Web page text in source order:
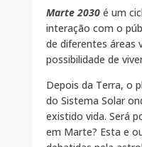
Marte 2030é um
interação com o
de diferentes áreas
possibilidade de
Depois da Terra, o
do Sistema Solar
existido vida. Será
em Marte? Esta e